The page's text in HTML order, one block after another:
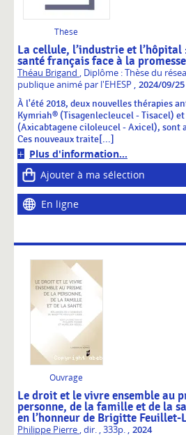
Thèse
La cellule, l’industrie et l’hôpital
santé français face à la
Théau Brigand , Diplôme : Thèse du
publique animé par l'EHESP , 2024/09/25
À l'été 2018, deux nouvelles thérapies
Kymriah® (Tisagenlecleucel - Tisacel) et
(Axicabtagene ciloleucel - Axicel), sont
Ces nouveaux traite[...]
Plus d'information...
Ajouter à ma sélection
En ligne
Ouvrage
Le droit et le vivre ensemble au
personne, de la famille et de la
en l’honneur de Brigitte Feuillet-
Philippe Pierre, dir., 333p. , 2024